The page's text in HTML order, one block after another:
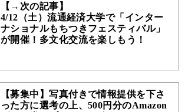
【→次の記事】
4/12（土）流通経済大学で「インター
ナショナルもちつきフェスティバル」
が開催！多文化交流を楽しもう！
【募集中】写真付きで情報提供を下さ
った方に選考の上、500円分のAmazon